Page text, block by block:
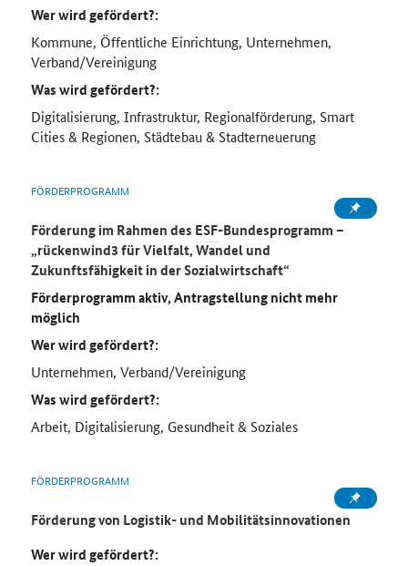
Wer wird gefördert?:
Kommune, Öffentliche Einrichtung, Unternehmen,
Verband/Vereinigung
Was wird gefördert?:
Digitalisierung, Infrastruktur, Regionalförderung, Smart
Cities & Regionen, Städtebau & Stadterneuerung
FÖRDERPROGRAMM
Förderung im Rahmen des ESF-Bundesprogramm –
„rückenwind3 für Vielfalt, Wandel und
Zukunftsfähigkeit in der Sozialwirtschaft“
Förderprogramm aktiv, Antragstellung nicht mehr
möglich
Wer wird gefördert?:
Unternehmen, Verband/Vereinigung
Was wird gefördert?:
Arbeit, Digitalisierung, Gesundheit & Soziales
FÖRDERPROGRAMM
Förderung von Logistik- und Mobilitätsinnovationen
Wer wird gefördert?: